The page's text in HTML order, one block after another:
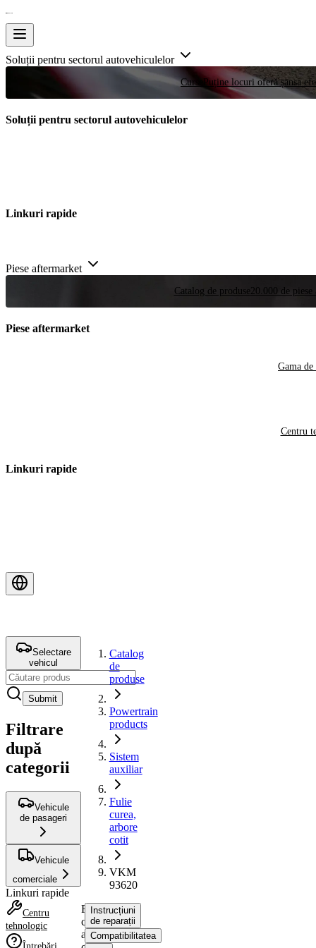
Soluții pentru sectorul autovehiculelor
Curse Puține locuri oferă șansa
Soluții pentru sectorul autovehiculelor
Linkuri rapide
Piese aftermarket
Catalog de produse 20.000 de
Piese aftermarket
Gama de
Centru
Linkuri rapide
Selectare
vehicul
Submit
Filtrare
după
categorii
Vehicule
de pasageri
Vehicule
comerciale
Linkuri rapide
Centru
tehnologic
Catalog
de
produse
Powertrain
products
Sistem
auxiliar
Fulie
curea,
arbore
cotit
VKM
93620
Fulie
curea,
arbore
Instrucțiuni
de reparații
Compatibilitatea